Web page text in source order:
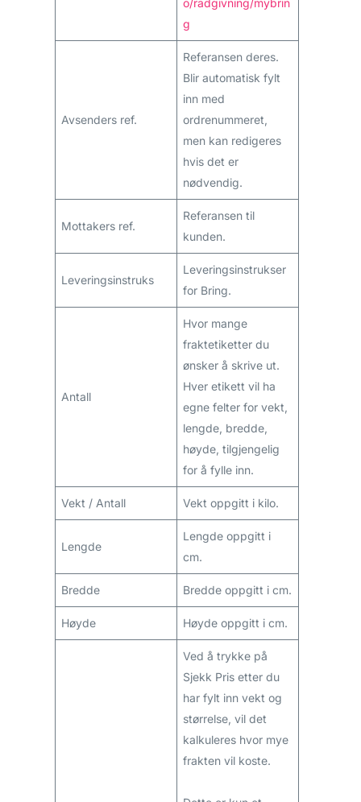
o/radgivning/mybrin
g
Avsenders ref.
Referansen deres.
Blir automatisk fylt
inn med
ordrenummeret,
men kan redigeres
hvis det er
nødvendig.
Mottakers ref.
Referansen til
kunden.
Leveringsinstruks
Leveringsinstrukser
for Bring.
Antall
Hvor mange
fraktetiketter du
ønsker å skrive ut.
Hver etikett vil ha
egne felter for vekt,
lengde, bredde,
høyde, tilgjengelig
for å fylle inn.
Vekt / Antall Vekt oppgitt i kilo.
Lengde
Lengde oppgitt i
cm.
Bredde Bredde oppgitt i cm.
Høyde Høyde oppgitt i cm.
Ved å trykke på
Sjekk Pris etter du
har fylt inn vekt og
størrelse, vil det
kalkuleres hvor mye
frakten vil koste.